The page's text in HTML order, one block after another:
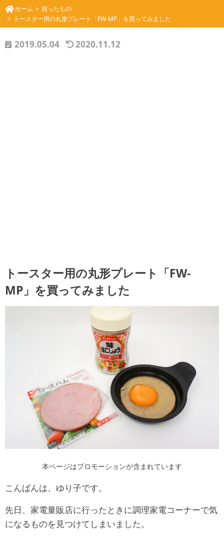
ホーム
買ったもの
トースター用の丸形プレート「FW-MP」を買ってみました
2019.05.04 2020.11.12
トースター用の丸形プレート「FW-
MP」を買ってみました
本ページはプロモーションが含まれています
こんばんは、ゆり子です。
先日、家電量販店に行ったときに調理家電コーナーで気
になるものを見つけてしまいました。